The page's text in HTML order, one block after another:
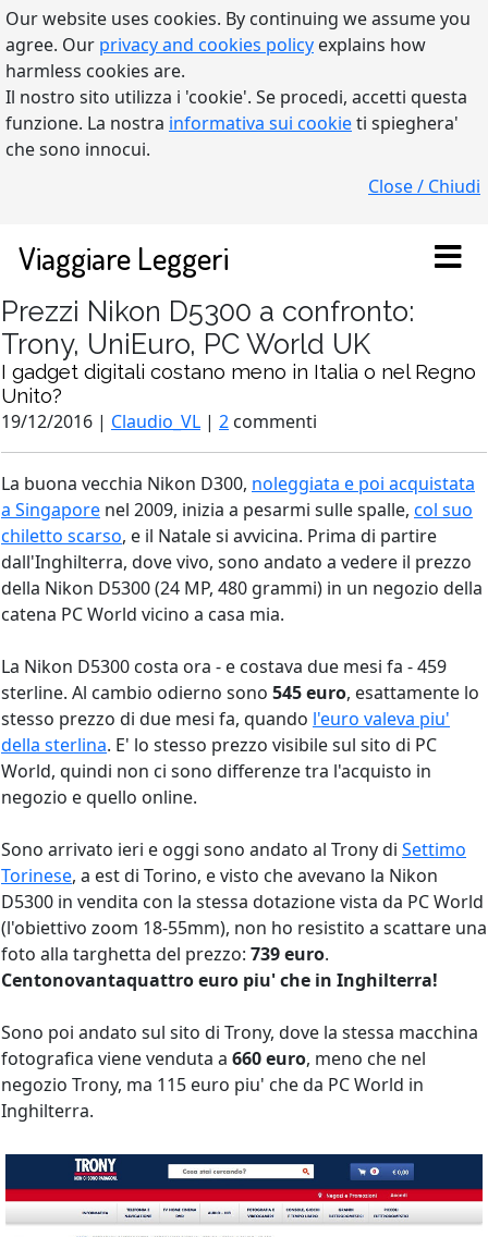
Our website uses cookies. By continuing we assume you
agree. Our privacy and cookies policy explains how
harmless cookies are.
Il nostro sito utilizza i 'cookie'. Se procedi, accetti questa
funzione. La nostra informativa sui cookieti spieghera'
che sono innocui.
Close / Chiudi
Viaggiare Leggeri
Prezzi Nikon D5300 a confronto:
Trony, UniEuro, PC World UK
I gadget digitali costano meno in Italia o nel Regno
Unito?
19/12/2016 | Claudio_VL | 2 commenti
La buona vecchia Nikon D300, noleggiata e poi acquistata
a Singapore nel 2009, inizia a pesarmi sulle spalle, col suo
chiletto scarso, e il Natale si avvicina. Prima di partire
dall'Inghilterra, dove vivo, sono andato a vedere il prezzo
della Nikon D5300 (24 MP, 480 grammi) in un negozio della
catena PC World vicino a casa mia.
La Nikon D5300 costa ora - e costava due mesi fa - 459
sterline. Al cambio odierno sono 545 euro, esattamente lo
stesso prezzo di due mesi fa, quando l'euro valeva piu'
della sterlina. E' lo stesso prezzo visibile sul sito di PC
World, quindi non ci sono differenze tra l'acquisto in
negozio e quello online.
Sono arrivato ieri e oggi sono andato al Trony di Settimo
Torinese, a est di Torino, e visto che avevano la Nikon
D5300 in vendita con la stessa dotazione vista da PC World
(l'obiettivo zoom 18-55mm), non ho resistito a scattare una
foto alla targhetta del prezzo: 739 euro.
Centonovantaquattro euro piu' che in Inghilterra!
Sono poi andato sul sito di Trony, dove la stessa macchina
fotografica viene venduta a 660 euro, meno che nel
negozio Trony, ma 115 euro piu' che da PC World in
Inghilterra.